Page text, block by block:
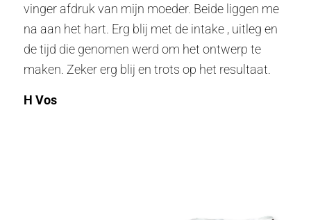
vinger afdruk van mijn moeder. Beide liggen me
na aan het hart. Erg blij met de intake , uitleg en
de tijd die genomen werd om het ontwerp te
maken. Zeker erg blij en trots op het resultaat.
H Vos